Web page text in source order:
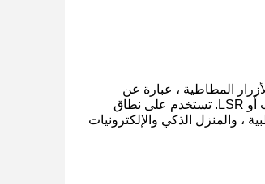
المطاطية ، عبارة عن
مجموعات تبديل مرنة مصنوعة من مواد سيليكون شفافة وشفافة يتم حقنها من خلال عملية ضغط القالب أو LSR. تستخدم على نطاق
، والمنزل الذكي والإلكترونيات